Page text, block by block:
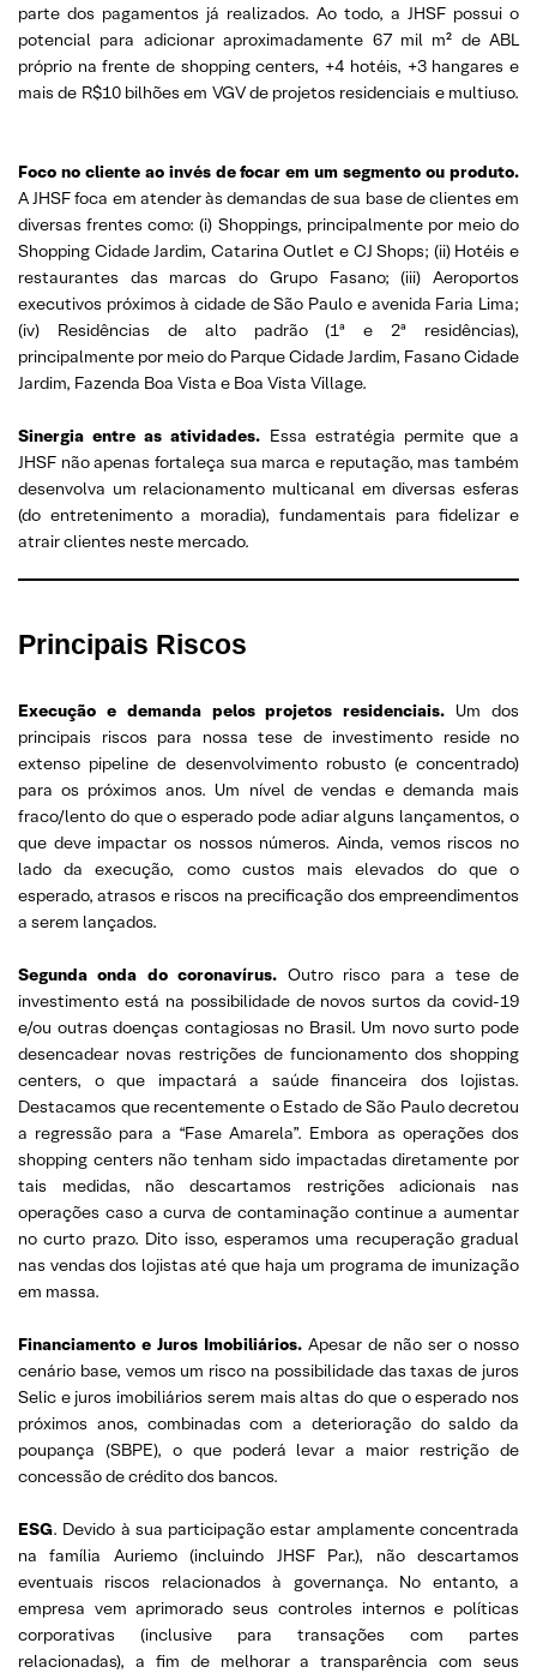
parte dos pagamentos já realizados. Ao todo, a JHSF possui o
potencial para adicionar aproximadamente 67 mil m² de ABL
próprio na frente de shopping centers, +4 hotéis, +3 hangares e
mais de R$10 bilhões em VGV de projetos residenciais e multiuso.
Foco no cliente ao invés de focar em um segmento ou produto.
A JHSF foca em atender às demandas de sua base de clientes em
diversas frentes como: (i) Shoppings, principalmente por meio do
Shopping Cidade Jardim, Catarina Outlet e CJ Shops; (ii) Hotéis e
restaurantes das marcas do Grupo Fasano; (iii) Aeroportos
executivos próximos à cidade de São Paulo e avenida Faria Lima;
(iv) Residências de alto padrão (1ª e 2ª residências),
principalmente por meio do Parque Cidade Jardim, Fasano Cidade
Jardim, Fazenda Boa Vista e Boa Vista Village.
Sinergia entre as atividades. Essa estratégia permite que a
JHSF não apenas fortaleça sua marca e reputação, mas também
desenvolva um relacionamento multicanal em diversas esferas
(do entretenimento a moradia), fundamentais para fidelizar e
atrair clientes neste mercado.
Principais Riscos
Execução e demanda pelos projetos residenciais. Um dos
principais riscos para nossa tese de investimento reside no
extenso pipeline de desenvolvimento robusto (e concentrado)
para os próximos anos. Um nível de vendas e demanda mais
fraco/lento do que o esperado pode adiar alguns lançamentos, o
que deve impactar os nossos números. Ainda, vemos riscos no
lado da execução, como custos mais elevados do que o
esperado, atrasos e riscos na precificação dos empreendimentos
a serem lançados.
Segunda onda do coronavírus. Outro risco para a tese de
investimento está na possibilidade de novos surtos da covid-19
e/ou outras doenças contagiosas no Brasil. Um novo surto pode
desencadear novas restrições de funcionamento dos shopping
centers, o que impactará a saúde financeira dos lojistas.
Destacamos que recentemente o Estado de São Paulo decretou
a regressão para a “Fase Amarela”. Embora as operações dos
shopping centers não tenham sido impactadas diretamente por
tais medidas, não descartamos restrições adicionais nas
operações caso a curva de contaminação continue a aumentar
no curto prazo. Dito isso, esperamos uma recuperação gradual
nas vendas dos lojistas até que haja um programa de imunização
em massa.
Financiamento e Juros Imobiliários. Apesar de não ser o nosso
cenário base, vemos um risco na possibilidade das taxas de juros
Selic e juros imobiliários serem mais altas do que o esperado nos
próximos anos, combinadas com a deterioração do saldo da
poupança (SBPE), o que poderá levar a maior restrição de
concessão de crédito dos bancos.
ESG. Devido à sua participação estar amplamente concentrada
na família Auriemo (incluindo JHSF Par.), não descartamos
eventuais riscos relacionados à governança. No entanto, a
empresa vem aprimorado seus controles internos e políticas
corporativas (inclusive para transações com partes
relacionadas), a fim de melhorar a transparência com seus